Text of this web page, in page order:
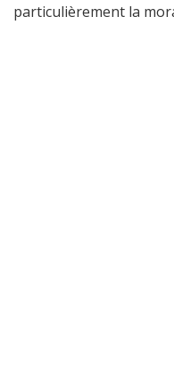
particulièrement la